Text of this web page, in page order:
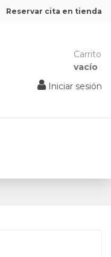
Reservar cita en tienda
Carrito
vacío
Iniciar sesión